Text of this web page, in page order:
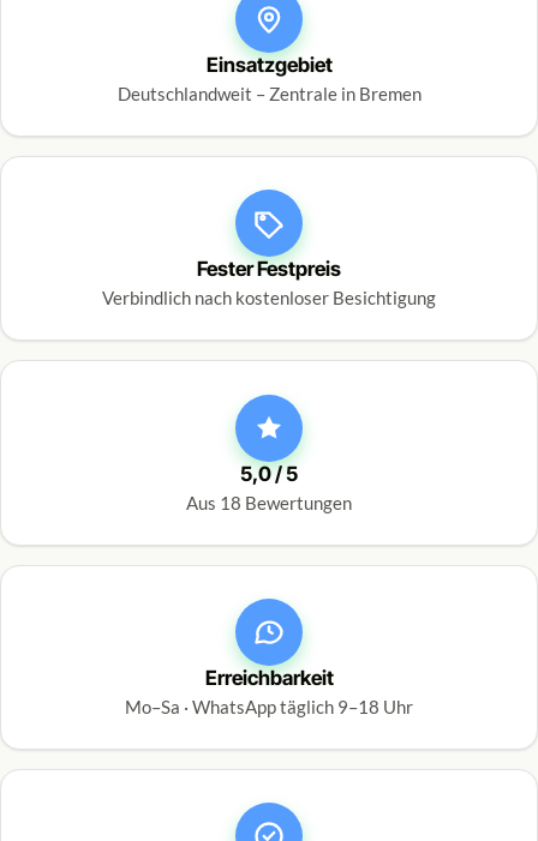
Einsatzgebiet
Deutschlandweit – Zentrale in Bremen
Fester Festpreis
Verbindlich nach kostenloser Besichtigung
5,0 / 5
Aus 18 Bewertungen
Erreichbarkeit
Mo–Sa · WhatsApp täglich 9–18 Uhr